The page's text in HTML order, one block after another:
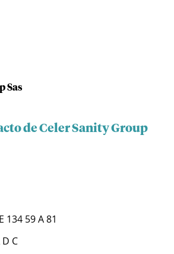
Sas
de Celer Sanity Group
134 59 A 81
D C